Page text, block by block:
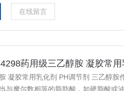
在线留言
药用级三乙醇胺 凝胶常用
凝胶常用乳化剂 PH调节剂 三乙醇
与摩尔数相等的脂肪酸，如硬脂酸或